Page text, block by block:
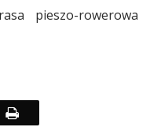
pieszo-rowerowa
Drukuj